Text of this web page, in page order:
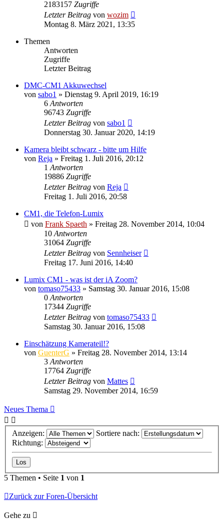
2183157 Zugriffe
Letzter Beitrag von wozim
Montag 8. März 2021, 13:35
Themen
Antworten
Zugriffe
Letzter Beitrag
DMC-CM1 Akkuwechsel
von sabo1 » Dienstag 9. April 2019, 16:19
6 Antworten
96743 Zugriffe
Letzter Beitrag von sabo1
Donnerstag 30. Januar 2020, 14:19
Kamera bleibt schwarz - bitte um Hilfe
von Reja » Freitag 1. Juli 2016, 20:12
1 Antworten
19886 Zugriffe
Letzter Beitrag von Reja
Freitag 1. Juli 2016, 20:58
CM1, die Telefon-Lumix
von Frank Spaeth » Freitag 28. November 2014, 10:04
10 Antworten
31064 Zugriffe
Letzter Beitrag von Sennheiser
Freitag 17. Juni 2016, 14:40
Lumix CM1 - was ist der iA Zoom?
von tomaso75433 » Samstag 30. Januar 2016, 15:08
0 Antworten
17344 Zugriffe
Letzter Beitrag von tomaso75433
Samstag 30. Januar 2016, 15:08
Einschätzung Kamerateil!?
von GuenterG » Freitag 28. November 2014, 13:14
3 Antworten
17764 Zugriffe
Letzter Beitrag von Mattes
Samstag 29. November 2014, 16:59
Neues Thema
Anzeigen:
Sortiere nach:
Richtung:
5 Themen • Seite 1 von 1
Zurück zur Foren-Übersicht
Gehe zu